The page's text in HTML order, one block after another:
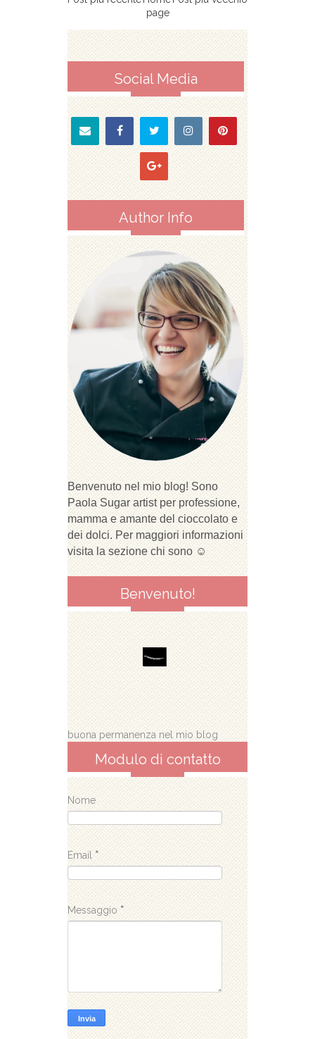
page
Social Media
Author Info
Benvenuto nel mio blog! Sono
Paola Sugar artist per professione,
mamma e amante del cioccolato e
dei dolci. Per maggiori informazioni
visita la sezione chi sono ☺
Benvenuto!
buona permanenza nel mio blog
Modulo di contatto
Nome
Email *
Messaggio *